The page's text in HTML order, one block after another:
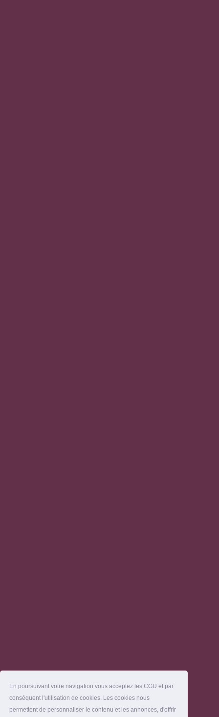
En poursuivant votre navigation vous acceptez les CGU et par
conséquent l'utilisation de cookies. Les cookies nous
permettent de personnaliser le contenu et les annonces, d'offrir